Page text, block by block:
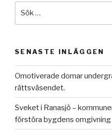
SENASTE INLÄGGEN
Omotiverade domar
rättsväsendet.
Sveket i Ranasjö –
förstöra bygdens omgivning